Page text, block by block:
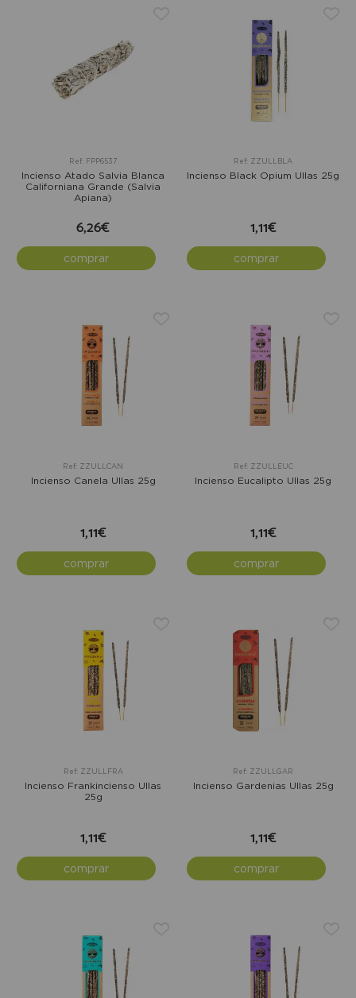
Ref: FPP6537
Incienso Atado Salvia Blanca
Californiana Grande (Salvia
Apiana)
6,26€
comprar
Ref: ZZULLBLA
Incienso Black Opium Ullas 25g
1,11€
comprar
Ref: ZZULLCAN
Incienso Canela Ullas 25g
1,11€
comprar
Ref: ZZULLEUC
Incienso Eucalipto Ullas 25g
1,11€
comprar
Ref: ZZULLFRA
Incienso Frankincienso Ullas
25g
1,11€
comprar
Ref: ZZULLGAR
Incienso Gardenias Ullas 25g
1,11€
comprar